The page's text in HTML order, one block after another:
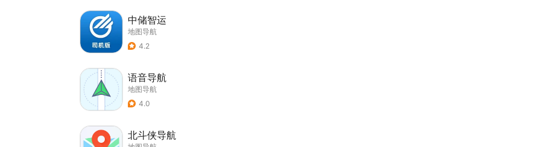
中储智运
地图导航
4.2
语音导航
地图导航
4.0
北斗侠导航